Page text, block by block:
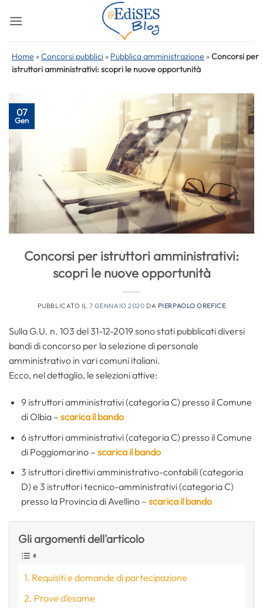
Home »Concorsi pubblici » Pubblica amministrazione »Concorsi per
istruttori amministrativi: scopri le nuove opportunità
07
Gen
Concorsi per istruttori amministrativi:
scopri le nuove opportunità
PUBBLICATO IL 7 GENNAIO 2020 DA PIERPAOLO OREFICE
Sulla G.U. n. 103 del 31-12-2019 sono stati pubblicati diversi
bandi di concorso per la selezione di personale
amministrativo in vari comuni italiani.
Ecco, nel dettaglio, le selezioni attive:
9 istruttori amministrativi (categoria C) presso il Comune
di Olbia – scarica il bando
6 istruttori amministrativi (categoria C) presso il Comune
di Poggiomarino – scarica il bando
3 istruttori direttivi amministrativo-contabili (categoria
D) e 3 istruttori tecnico-amministrativi (categoria C)
presso la Provincia di Avellino – scarica il bando
Gli argomenti dell'articolo
Requisiti e domande di partecipazione
Prove d’esame